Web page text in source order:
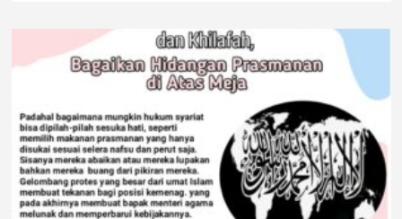
Tanpa
Khilafah,
Uyghur
Terus